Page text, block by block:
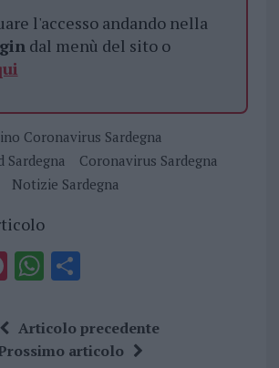
l'accesso andando nella
dal menù del sito o
Coronavirus Sardegna
Coronavirus Sardegna
Notizie Sardegna
Pi
te
re
W
at
s
S
a
re
Articolo precedente
articolo